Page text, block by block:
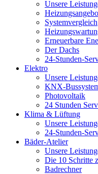
Unsere
Systemvergleich
Erneuerbare
Der Dachs
24-Stunden-
Elektro
Unsere
KNX-
Photovoltaik
24 Stunden
Klima & Lüftung
Unsere
24-Stunden-
Bäder-Atelier
Unsere
Die 10 Schritte
Badrechner